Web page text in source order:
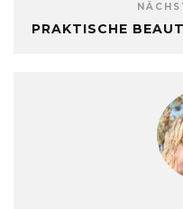
PRAKTISCHE